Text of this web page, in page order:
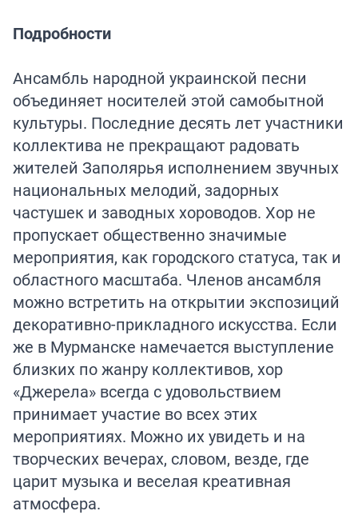
Подробности
Ансамбль народной украинской песни
объединяет носителей этой самобытной
культуры. Последние десять лет участники
коллектива не прекращают радовать
жителей Заполярья исполнением звучных
национальных мелодий, задорных
частушек и заводных хороводов. Хор не
пропускает общественно значимые
мероприятия, как городского статуса, так и
областного масштаба. Членов ансамбля
можно встретить на открытии экспозиций
декоративно-прикладного искусства. Если
же в Мурманске намечается выступление
близких по жанру коллективов, хор
«Джерела» всегда с удовольствием
принимает участие во всех этих
мероприятиях. Можно их увидеть и на
творческих вечерах, словом, везде, где
царит музыка и веселая креативная
атмосфера.